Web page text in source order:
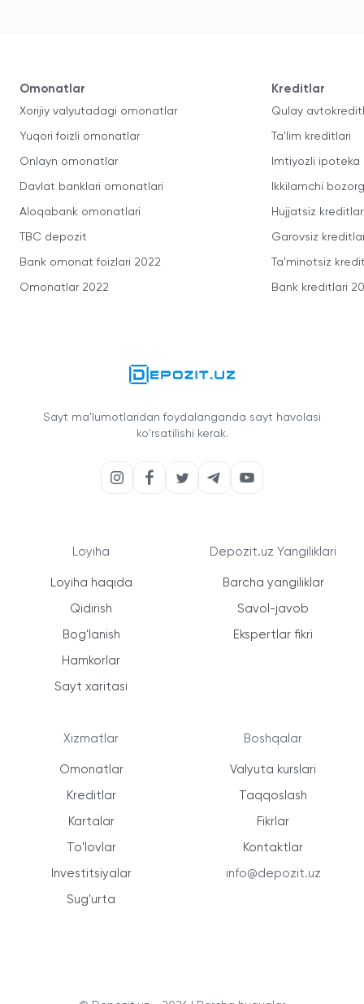
Omonatlar
Xorijiy valyutadagi omonatlar
Yuqori foizli omonatlar
Onlayn omonatlar
Davlat banklari omonatlari
Aloqabank omonatlari
TBC depozit
Bank omonat foizlari 2022
Omonatlar 2022
Kreditlar
Qulay
Ta'lim kreditlari
Imtiyozli ipoteka
Ikkilamchi
Hujjatsiz kreditlar
Garovsiz
Ta'minotsiz
Bank kreditlari
Sayt ma'lumotlaridan foydalanganda sayt havolasi
ko'rsatilishi kerak.
Loyiha
Loyiha haqida
Qidirish
Bog'lanish
Hamkorlar
Sayt xaritasi
Xizmatlar
Omonatlar
Kreditlar
Kartalar
To'lovlar
Investitsiyalar
Sug'urta
Depozit.uz Yangiliklari
Barcha yangiliklar
Savol-javob
Ekspertlar fikri
Boshqalar
Valyuta kurslari
Taqqoslash
Fikrlar
Kontaktlar
info@depozit.uz